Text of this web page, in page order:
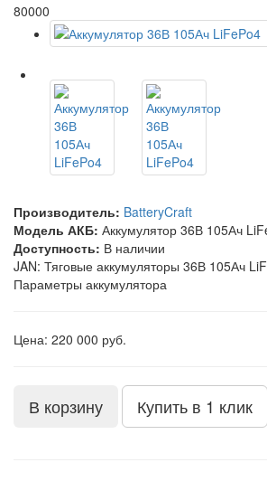
80000
Производитель: BatteryCraft
Модель АКБ: Аккумулятор 36В 105Ач
Доступность: В наличии
JAN: Тяговые аккумуляторы 36В 105Ач
Параметры аккумулятора
Цена: 220 000 руб.
В корзину Купить в 1 клик